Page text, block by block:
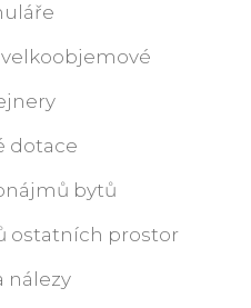
velkoobjemové
dotace
bytů
ostatních prostor
nálezy